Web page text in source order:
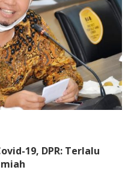
19, DPR: Terlalu